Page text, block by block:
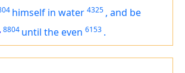
himself in water 4325 , and be
,8804 until the even 6153 .